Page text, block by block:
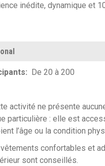
inédite, dynamique et
De 20 à 200
activité ne présente
particulière : elle est
l’âge ou la condition
vêtements confortables et
sont conseillés.